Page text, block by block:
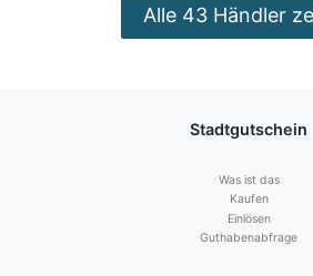
Alle 43 Händler
Stadtgutschein
Was ist das
Kaufen
Einlösen
Guthabenabfrage